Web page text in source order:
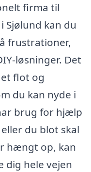
firma til
kan du
frustrationer,
løsninger. Det
flot og
du kan nyde i
brug for hjælp
du blot skal
hængt op, kan
dig hele vejen